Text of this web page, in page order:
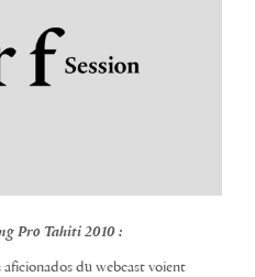
Pro Tahiti 2010 :
aficionados du webcast voient